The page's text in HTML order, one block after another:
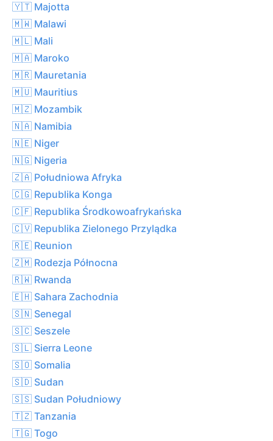
🇾🇹 Majotta
🇲🇼 Malawi
🇲🇱 Mali
🇲🇦 Maroko
🇲🇷 Mauretania
🇲🇺 Mauritius
🇲🇿 Mozambik
🇳🇦 Namibia
🇳🇪 Niger
🇳🇬 Nigeria
🇿🇦 Południowa Afryka
🇨🇬 Republika Konga
🇨🇫 Republika Środkowoafrykańska
🇨🇻 Republika Zielonego Przylądka
🇷🇪 Reunion
🇿🇲 Rodezja Północna
🇷🇼 Rwanda
🇪🇭 Sahara Zachodnia
🇸🇳 Senegal
🇸🇨 Seszele
🇸🇱 Sierra Leone
🇸🇴 Somalia
🇸🇩 Sudan
🇸🇸 Sudan Południowy
🇹🇿 Tanzania
🇹🇬 Togo